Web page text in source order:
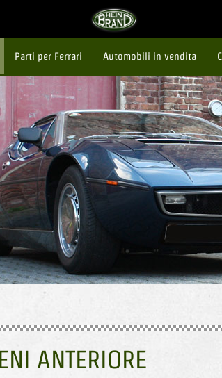
Parti per Ferrari Automobili in vendita
ANTERIORE